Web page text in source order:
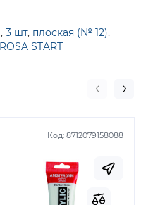
, 3 шт, плоская (№ 12),
START
Код: 8712079158088